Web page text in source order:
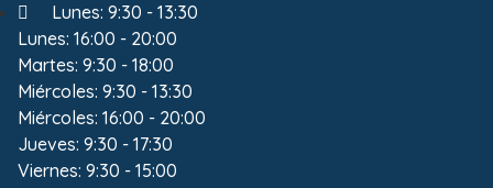
Lunes: 9:30 - 13:30
Lunes: 16:00 - 20:00
Martes: 9:30 - 18:00
Miércoles: 9:30 - 13:30
Miércoles: 16:00 - 20:00
Jueves: 9:30 - 17:30
Viernes: 9:30 - 15:00